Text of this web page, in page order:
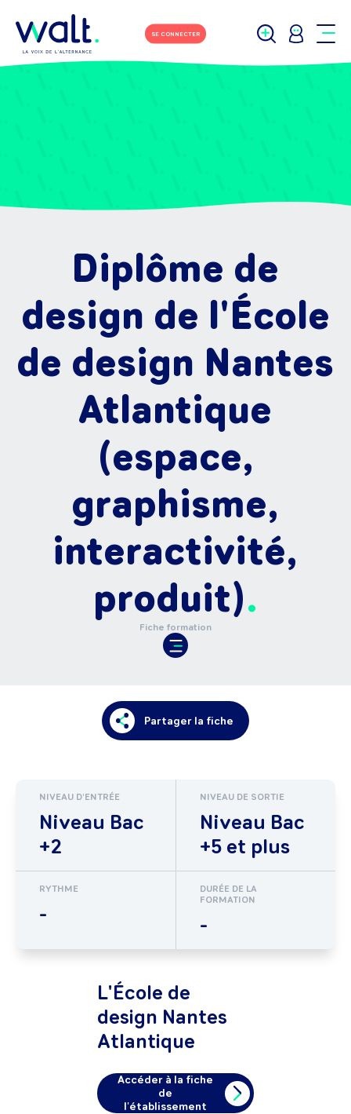
SE CONNECTER
Diplôme de
design de l'École
de design Nantes
Atlantique
(espace,
graphisme,
interactivité,
produit)
Fiche formation
Partager la fiche
NIVEAU D'ENTRÉE
Niveau Bac
+2
NIVEAU DE SORTIE
Niveau Bac
+5 et plus
RYTHME
-
DURÉE DE LA
FORMATION
-
L'École de
design Nantes
Atlantique
Accéder à la fiche
de
l'établissement